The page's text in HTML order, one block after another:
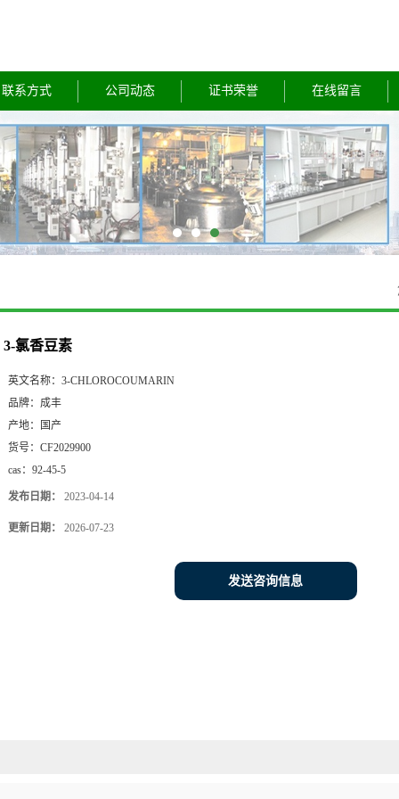
联系方式 公司动态 证书荣誉 在线留言
3-氯香豆素
英文名称： 3-CHLOROCOUMARIN
品牌： 成丰
产地：
国产
货号： CF2029900
cas： 92-45-5
发布日期： 2023-04-14
更新日期： 2026-07-23
发送咨询信息